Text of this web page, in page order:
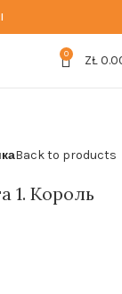
0 ZŁ
Back to products
1. Король